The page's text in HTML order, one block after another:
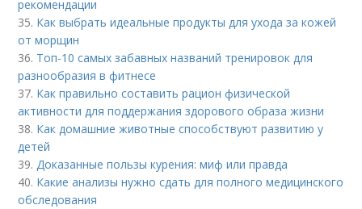
рекомендации
35. Как выбрать идеальные продукты для ухода за кожей
от морщин
36. Топ-10 самых забавных названий тренировок для
разнообразия в фитнесе
37. Как правильно составить рацион физической
активности для поддержания здорового образа жизни
38. Как домашние животные способствуют развитию у
детей
39.Доказанные пользы курения: миф или правда
40. Какие анализы нужно сдать для полного медицинского
обследования